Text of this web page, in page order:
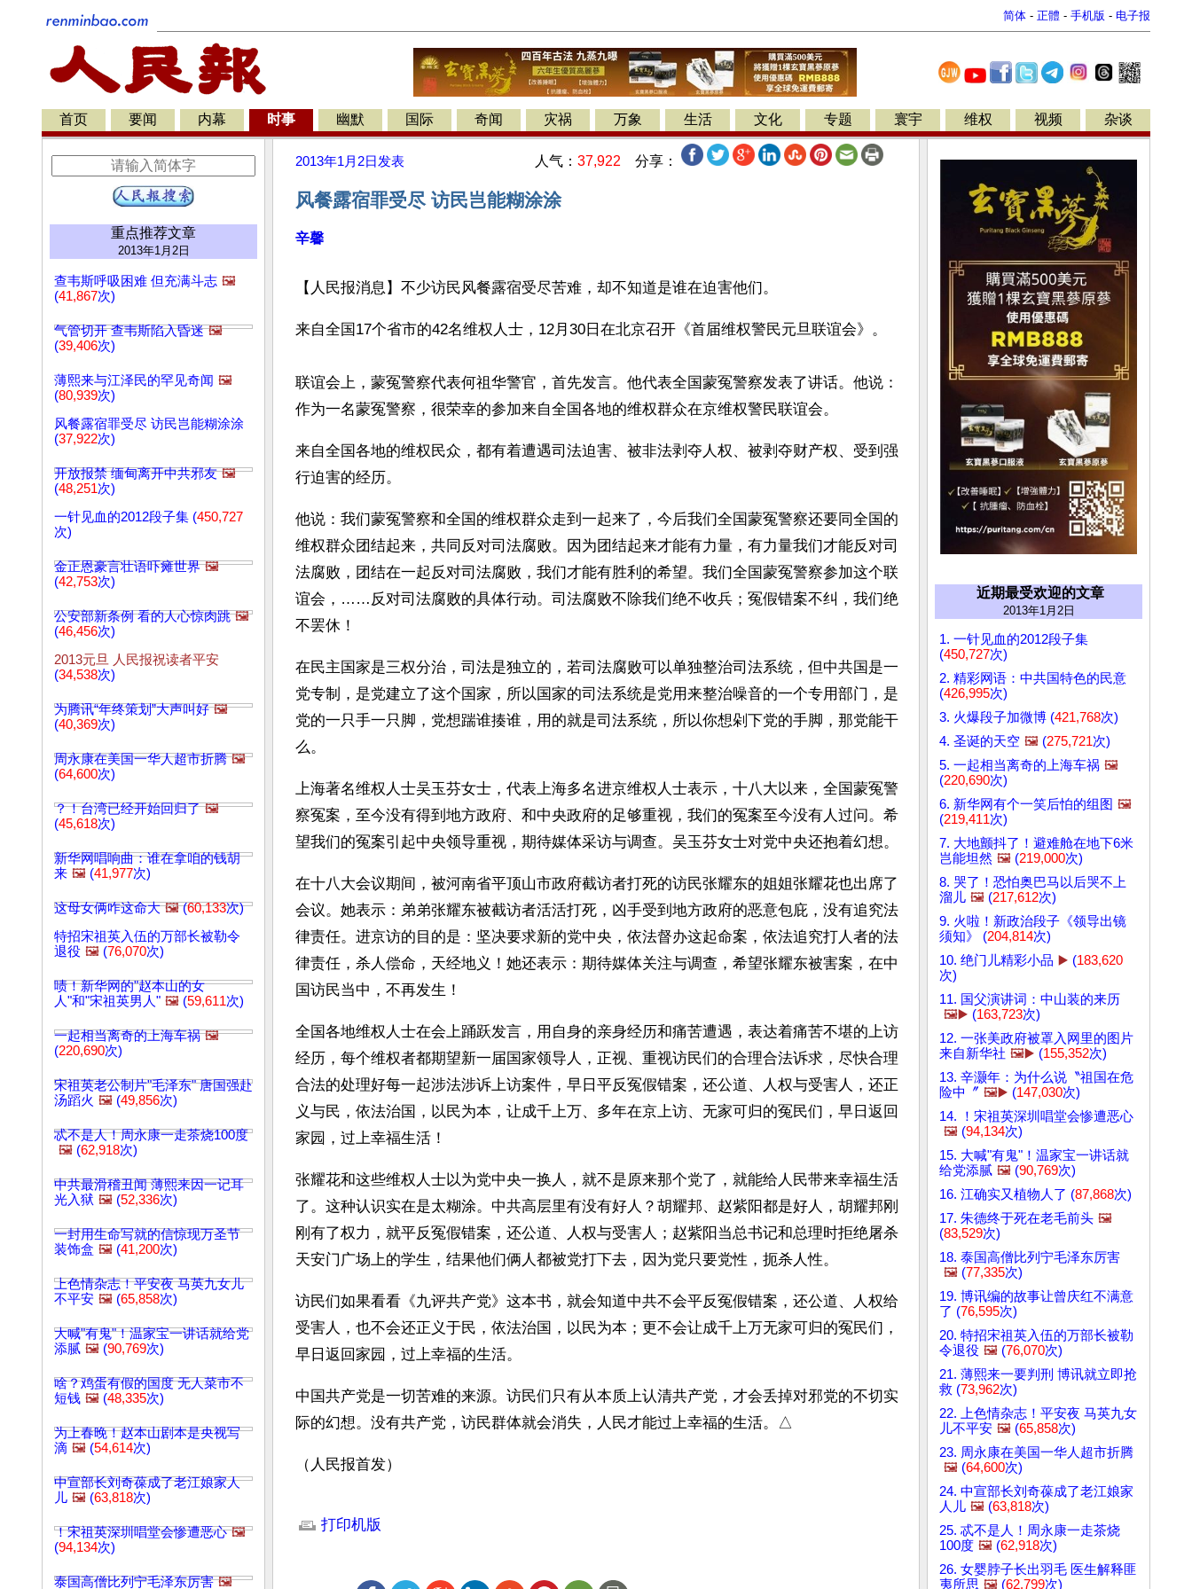
简体 - 正體 - 手机版 - 电子报
首页 要闻 内幕 时事 幽默 国际 奇闻 灾祸 万象 生活 文化 专题 寰宇 维权 视频 杂谈
重点推荐文章
2013年1月2日
查韦斯呼吸困难 但充满斗志 🖼️
(41,867次)
气管切开 查韦斯陷入昏迷 🖼️
(39,406次)
薄熙来与江泽民的罕见奇闻 🖼️
(80,939次)
风餐露宿罪受尽 访民岂能糊涂涂
(37,922次)
开放报禁 缅甸离开中共邪友 🖼️
(48,251次)
一针见血的2012段子集 (450,727
次)
金正恩豪言壮语吓瘫世界 🖼️
(42,753次)
公安部新条例 看的人心惊肉跳 🖼️
(46,456次)
2013元旦 人民报祝读者平安
(34,538次)
为腾讯“年终策划”大声叫好 🖼️
(40,369次)
周永康在美国一华人超市折腾 🖼️
(64,600次)
？！台湾已经开始回归了 🖼️
(45,618次)
新华网唱响曲：谁在拿咱的钱胡
来 🖼️ (41,977次)
这母女俩咋这命大 🖼️(60,133次)
特招宋祖英入伍的万部长被勒令
退役 🖼️ (76,070次)
啧！新华网的"赵本山的女
人"和"宋祖英男人" 🖼️ (59,611次)
一起相当离奇的上海车祸 🖼️
(220,690次)
宋祖英老公制片"毛泽东" 唐国强赴
汤蹈火 🖼️ (49,856次)
忒不是人！周永康一走茶烧100度
🖼️ (62,918次)
中共最滑稽丑闻 薄熙来因一记耳
光入狱 🖼️ (52,336次)
一封用生命写就的信惊现万圣节
装饰盒 🖼️ (41,200次)
上色情杂志！平安夜 马英九女儿
不平安 🖼️ (65,858次)
大喊"有鬼"！温家宝一讲话就给党
添腻 🖼️ (90,769次)
啥？鸡蛋有假的国度 无人菜市不
短钱 🖼️ (48,335次)
为上春晚！赵本山剧本是央视写
滴 🖼️ (54,614次)
中宣部长刘奇葆成了老江娘家人
儿 🖼️ (63,818次)
！宋祖英深圳唱堂会惨遭恶心 🖼️
(94,134次)
泰国高僧比列宁毛泽东厉害 🖼️
2013年1月2日 发表 人气： 37,922 分享：
风餐露宿罪受尽 访民岂能糊涂涂
辛馨
【人民报消息】不少访民风餐露宿受尽苦难，却不知道是谁在迫害他们。
来自全国17个省市的42名维权人士，12月30日在北京召开《首届维权警民元旦联谊会》。
联谊会上，蒙冤警察代表何祖华警官，首先发言。他代表全国蒙冤警察发表了讲话。他说：
作为一名蒙冤警察，很荣幸的参加来自全国各地的维权群众在京维权警民联谊会。
来自全国各地的维权民众，都有着遭遇司法迫害、被非法剥夺人权、被剥夺财产权、受到强
行迫害的经历。
他说：我们蒙冤警察和全国的维权群众走到一起来了，今后我们全国蒙冤警察还要同全国的
维权群众团结起来，共同反对司法腐败。因为团结起来才能有力量，有力量我们才能反对司
法腐败，团结在一起反对司法腐败，我们才能有胜利的希望。我们全国蒙冤警察参加这个联
谊会，……反对司法腐败的具体行动。司法腐败不除我们绝不收兵；冤假错案不纠，我们绝
不罢休！
在民主国家是三权分治，司法是独立的，若司法腐败可以单独整治司法系统，但中共国是一
党专制，是党建立了这个国家，所以国家的司法系统是党用来整治噪音的一个专用部门，是
党的一只手一只脚，党想踹谁揍谁，用的就是司法系统，所以你想剁下党的手脚，那党能干
么。
上海著名维权人士吴玉芬女士，代表上海多名进京维权人士表示，十八大以来，全国蒙冤警
察冤案，至今没有得到地方政府、和中央政府的足够重视，我们的冤案至今没有人过问。希
望我们的冤案引起中央领导重视，期待媒体采访与调查。吴玉芬女士对党中央还抱着幻想。
在十八大会议期间，被河南省平顶山市政府截访者打死的访民张耀东的姐姐张耀花也出席了
会议。她表示：弟弟张耀东被截访者活活打死，凶手受到地方政府的恶意包庇，没有追究法
律责任。进京访的目的是：坚决要求新的党中央，依法督办这起命案，依法追究打人者的法
律责任，杀人偿命，天经地义！她还表示：期待媒体关注与调查，希望张耀东被害案，在中
国访民当中，不再发生！
全国各地维权人士在会上踊跃发言，用自身的亲身经历和痛苦遭遇，表达着痛苦不堪的上访
经历，每个维权者都期望新一届国家领导人，正视、重视访民们的合理合法诉求，尽快合理
合法的处理好每一起涉法涉诉上访案件，早日平反冤假错案，还公道、人权与受害人，还正
义与民，依法治国，以民为本，让成千上万、多年在京上访、无家可归的冤民们，早日返回
家园，过上幸福生活！
张耀花和这些维权人士以为党中央一换人，就不是原来那个党了，就能给人民带来幸福生活
了。这种认识实在是太糊涂。中共高层里有没有好人？胡耀邦、赵紫阳都是好人，胡耀邦刚
刚有了权力，就平反冤假错案，还公道、人权与受害人；赵紫阳当总书记和总理时拒绝屠杀
天安门广场上的学生，结果他们俩人都被党打下去，因为党只要党性，扼杀人性。
访民们如果看看《九评共产党》这本书，就会知道中共不会平反冤假错案，还公道、人权给
受害人，也不会还正义于民，依法治国，以民为本；更不会让成千上万无家可归的冤民们，
早日返回家园，过上幸福的生活。
中国共产党是一切苦难的来源。访民们只有从本质上认清共产党，才会丢掉对邪党的不切实
际的幻想。没有共产党，访民群体就会消失，人民才能过上幸福的生活。△
（人民报首发）
打印机版
近期最受欢迎的文章
2013年1月2日
1. 一针见血的2012段子集
(450,727次)
2. 精彩网语：中共国特色的民意
(426,995次)
3. 火爆段子加微博 (421,768次)
4. 圣诞的天空 🖼️ (275,721次)
5. 一起相当离奇的上海车祸 🖼️
(220,690次)
6. 新华网有个一笑后怕的组图 🖼️
(219,411次)
7. 大地颤抖了！避难舱在地下6米
岂能坦然 🖼️ (219,000次)
8. 哭了！恐怕奥巴马以后哭不上
溜儿 🖼️ (217,612次)
9. 火啦！新政治段子《领导出镜
须知》 (204,814次)
10. 绝门儿精彩小品 ▶️ (183,620
次)
11. 国父演讲词：中山装的来历
🖼️▶️ (163,723次)
12. 一张美政府被罩入网里的图片
来自新华社 🖼️▶️ (155,352次)
13. 辛灏年：为什么说〝祖国在危
险中〞 🖼️▶️ (147,030次)
14. ！宋祖英深圳唱堂会惨遭恶心
🖼️ (94,134次)
15. 大喊"有鬼"！温家宝一讲话就
给党添腻 🖼️ (90,769次)
16. 江确实又植物人了 (87,868次)
17. 朱德终于死在老毛前头 🖼️
(83,529次)
18. 泰国高僧比列宁毛泽东厉害
🖼️ (77,335次)
19. 博讯编的故事让曾庆红不满意
了 (76,595次)
20. 特招宋祖英入伍的万部长被勒
令退役 🖼️ (76,070次)
21. 薄熙来一要判刑 博讯就立即抢
救 (73,962次)
22. 上色情杂志！平安夜 马英九女
儿不平安 🖼️ (65,858次)
23. 周永康在美国一华人超市折腾
🖼️ (64,600次)
24. 中宣部长刘奇葆成了老江娘家
人儿 🖼️ (63,818次)
25. 忒不是人！周永康一走茶烧
100度 🖼️ (62,918次)
26. 女婴脖子长出羽毛 医生解释匪
夷所思 🖼️ (62,799次)